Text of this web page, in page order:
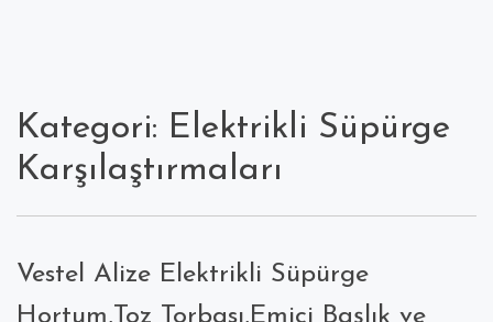
Kategori: Elektrikli Süpürge
Karşılaştırmaları
Vestel Alize Elektrikli Süpürge
Hortum,Toz Torbası,Emici Başlık ve